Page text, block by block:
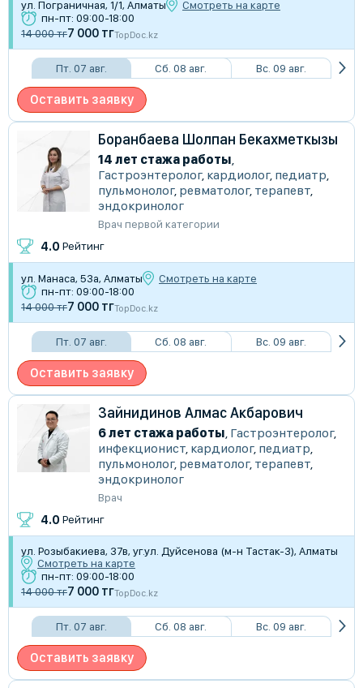
ул. Пограничная, 1/1, Алматы
Смотреть на карте
пн-пт: 09:00-18:00
14 000 тг7 000 тгTopDoc.kz
Пт. 07 авг. Сб. 08 авг. Вс. 09 авг.
Оставить заявку
Боранбаева Шолпан Бекахметкызы
14 лет стажа работы,
Гастроэнтеролог, кардиолог, педиатр,
пульмонолог, ревматолог, терапевт,
эндокринолог
Врач первой категории
4.0 Рейтинг
ул. Манаса, 53а, Алматы
Смотреть на карте
пн-пт: 09:00-18:00
14 000 тг7 000 тгTopDoc.kz
Пт. 07 авг. Сб. 08 авг. Вс. 09 авг.
Оставить заявку
Зайнидинов Алмас Акбарович
6 лет стажа работы, Гастроэнтеролог,
инфекционист, кардиолог, педиатр,
пульмонолог, ревматолог, терапевт,
эндокринолог
Врач
4.0 Рейтинг
​ул. Розыбакиева, 37в, уг.ул. Дуйсенова (м-н Тастак-3), Алматы
Смотреть на карте
пн-пт: 09:00-18:00
14 000 тг7 000 тгTopDoc.kz
Пт. 07 авг. Сб. 08 авг. Вс. 09 авг.
Оставить заявку